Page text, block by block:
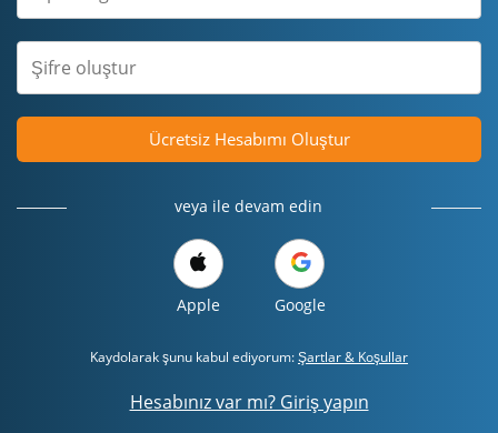
Ücretsiz Hesabımı Oluştur
veya ile devam edin
Apple Google
Kaydolarak şunu kabul ediyorum:Şartlar & Koşullar
Hesabınız var mı? Giriş yapın